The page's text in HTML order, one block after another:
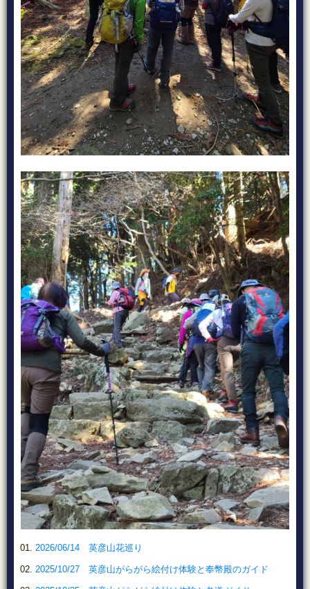
2026/06/14 英彦山花巡り
2025/10/27 英彦山がらがら絵付け体験と奉幣殿のガイド